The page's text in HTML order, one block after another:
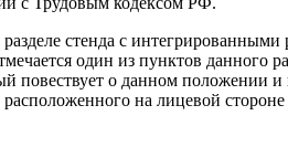
стенда с
один из пунктов данного
повествует о данном положении
на лицевой стороне